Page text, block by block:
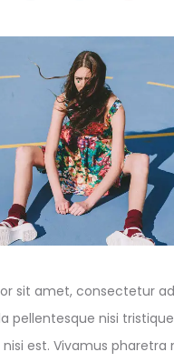
sit amet, consectetur
pellentesque nisi
est. Vivamus pharetra